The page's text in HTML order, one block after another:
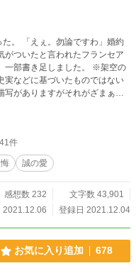
た。 「えぇ。勿論ですわ」婚約
などに基づいたものではない
がありますがそれがざまぁな
どうかと思う回は冒頭に注意
です。 ※更新していくうえで
です。 ※リアルで似たような
位や言葉使いなど現実世界、
、同じものもあります） ※誤
ト欄より教えて頂けると非常に
件
誠の愛
感想数 232
文字数 43,901
2021.12.06
登録日 2021.12.04
お気に入り追加 678